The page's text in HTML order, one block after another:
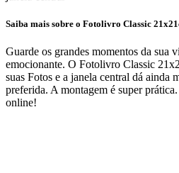
Saiba mais sobre o Fotolivro Classic
Guarde os grandes momentos da sua
emocionante. O Fotolivro Classic
suas Fotos e a janela central dá ainda
preferida. A montagem é super
online!